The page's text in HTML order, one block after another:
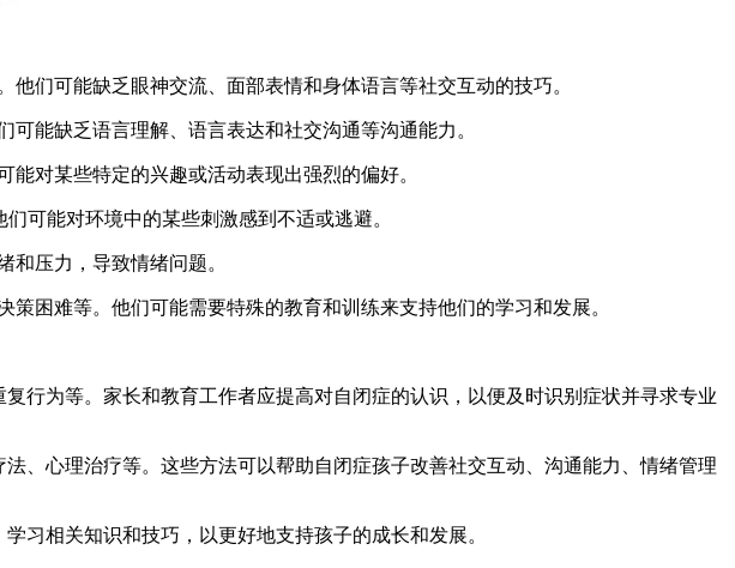
们可能缺乏眼神交流、面部表情和身体语言等社交互动的技巧。
能缺乏语言理解、语言表达和社交沟通等沟通能力。
对某些特定的兴趣或活动表现出强烈的偏好。
可能对环境中的某些刺激感到不适或逃避。
压力，导致情绪问题。
困难等。他们可能需要特殊的教育和训练来支持他们的学习和发展。
为等。家长和教育工作者应提高对自闭症的认识，以便及时识别症状并寻求专业
心理治疗等。这些方法可以帮助自闭症孩子改善社交互动、沟通能力、情绪管理
相关知识和技巧，以更好地支持孩子的成长和发展。